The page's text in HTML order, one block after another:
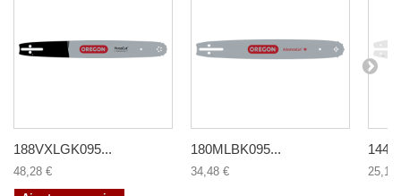
188VXLGK095...
48,28 €
180MLBK095...
34,48 € 25,11